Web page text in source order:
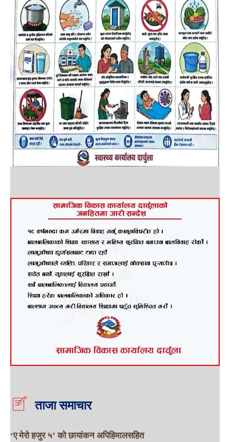
ताजा समाचार
‘ए मेरो हजुर ५’ को छायांकन अपिहिमालसहित